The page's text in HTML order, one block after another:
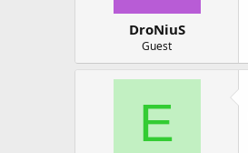
DroNiuS
Guest
E